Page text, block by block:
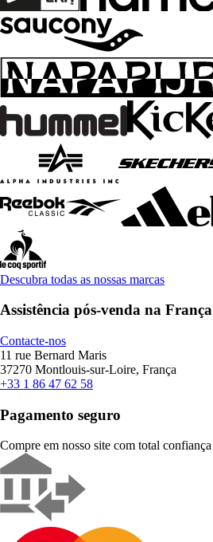
Descubra todas as nossas marcas
Assistência pós-venda na França
Contacte-nos
11 rue Bernard Maris
37270 Montlouis-sur-Loire, França
+33 1 86 47 62 58
Pagamento seguro
Compre em nosso site com total confiança